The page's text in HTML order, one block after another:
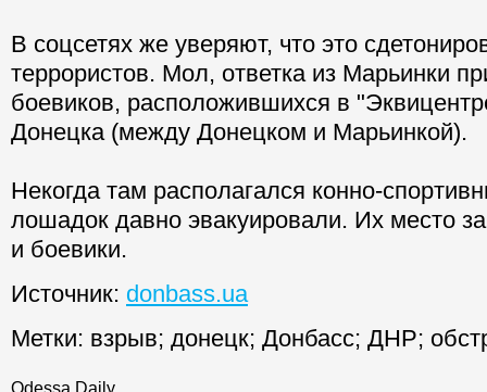
В соцсетях же уверяют, что это
террористов. Мол, ответка из Марьинки
боевиков, расположившихся в
Донецка (между Донецком и Марьинкой).
Некогда там располагался конно-
лошадок давно эвакуировали. Их место
и боевики.
Источник: donbass.ua
Метки: взрыв; донецк; Донбасс; ДНР;